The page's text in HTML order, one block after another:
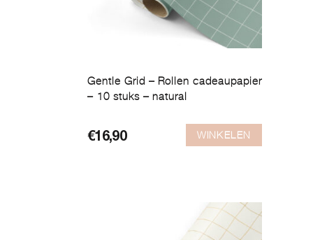
Gentle Grid – Rollen cadeaupapier
– 10 stuks – natural
€16,90 WINKELEN